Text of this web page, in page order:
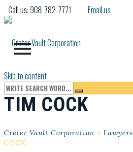
Call us: 908-782-7771 Email us
Skip to content
TIM COCK
Creter Vault Corporation > Lawyers
COCK